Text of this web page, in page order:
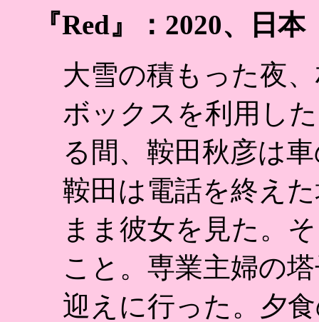
『Red』：2020、日本
大雪の積もった夜
ボックスを利用し
る間、鞍田秋彦は
鞍田は電話を終え
まま彼女を見た。
こと。専業主婦の
迎えに行った。夕